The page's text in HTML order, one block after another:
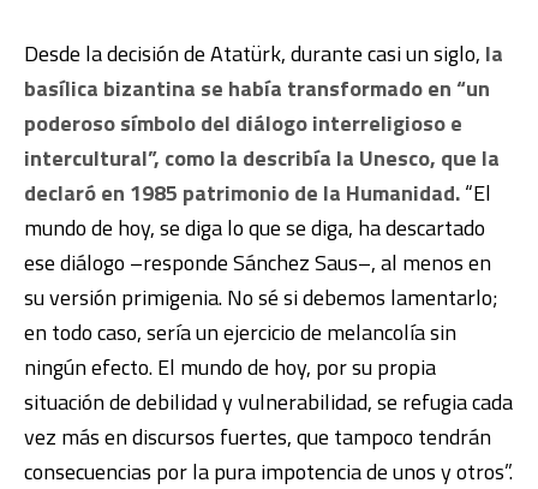
Desde la decisión de Atatürk, durante casi un siglo, la
basílica bizantina se había transformado en “un
poderoso símbolo del diálogo interreligioso e
intercultural”, como la describía la Unesco, que la
declaró en 1985 patrimonio de la Humanidad.“El
mundo de hoy, se diga lo que se diga, ha descartado
ese diálogo –responde Sánchez Saus–, al menos en
su versión primigenia. No sé si debemos lamentarlo;
en todo caso, sería un ejercicio de melancolía sin
ningún efecto. El mundo de hoy, por su propia
situación de debilidad y vulnerabilidad, se refugia cada
vez más en discursos fuertes, que tampoco tendrán
consecuencias por la pura impotencia de unos y otros”.